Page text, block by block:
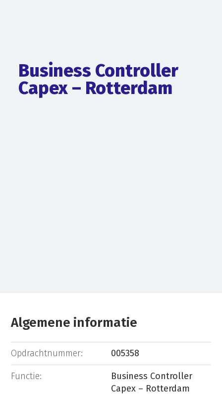
Business Controller
Capex – Rotterdam
Algemene informatie
Opdrachtnummer: 005358
Functie:
Business Controller
Capex – Rotterdam